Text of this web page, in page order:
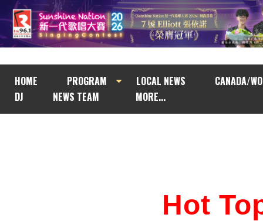
HOME PROGRAM LOCAL NEWS
CANADA/
DJ
NEWS TEAM MORE...
Hot